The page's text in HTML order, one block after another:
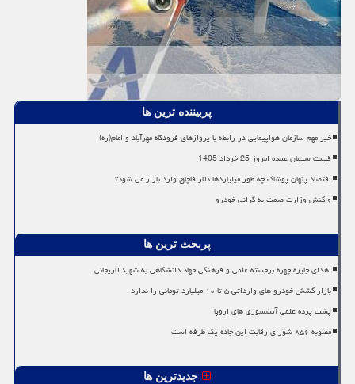
پربیننده ترین ها
خبر مهم سازمان هواپیمایی در رابطه با پروازهای فرودگاه مهرآباد و امام(ره)
قیمت سیمان عمده امروز 25 خرداد 1405
اقتصاد پنهان پوشاک چه طور میلیاردها دلار قاچاق وارد بازار می شود؟
واکنش وزارت صمت به گرانی خودرو
پربحث ترین ها
اهدای جایزه چهره برجسته علمی و فرهنگی جهاد دانشگاهی به شهید لاریجانی
بازار کشش خودرو های وارداتی ۵ تا ۱۰ میلیارد تومانی را ندارد
پشت پرده علمی آتشسوزی های اروپا
مصوبه ۸۵۶ شورای رقابت این جاده یک طرفه است
جدیدترین ها